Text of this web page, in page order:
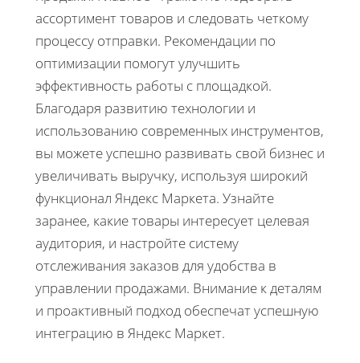
ассортимент товаров и следовать четкому
процессу отправки. Рекомендации по
оптимизации помогут улучшить
эффективность работы с площадкой.
Благодаря развитию технологии и
использованию современных инструментов,
вы можете успешно развивать свой бизнес и
увеличивать выручку, используя широкий
функционал Яндекс Маркета. Узнайте
заранее, какие товары интересует целевая
аудитория, и настройте систему
отслеживания заказов для удобства в
управлении продажами. Внимание к деталям
и проактивный подход обеспечат успешную
интеграцию в Яндекс Маркет.